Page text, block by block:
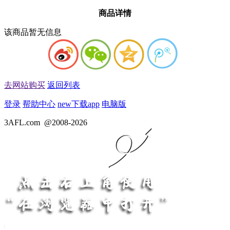
商品详情
该商品暂无信息
去网站购买 返回列表
登录 帮助中心 new下载app 电脑版
3AFL.com @2008-2026